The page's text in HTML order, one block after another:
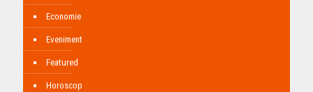
Economie
Eveniment
Featured
Horoscop